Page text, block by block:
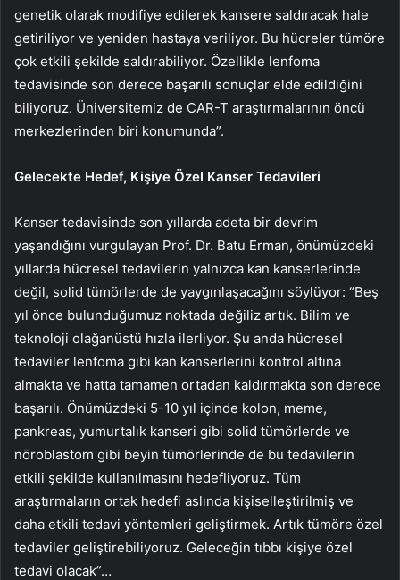
genetik olarak modifiye edilerek kansere saldıracak hale
getiriliyor ve yeniden hastaya veriliyor. Bu hücreler tümöre
çok etkili şekilde saldırabiliyor. Özellikle lenfoma
tedavisinde son derece başarılı sonuçlar elde edildiğini
biliyoruz. Üniversitemiz de CAR-T araştırmalarının öncü
merkezlerinden biri konumunda”.
Gelecekte Hedef, Kişiye Özel Kanser Tedavileri
Kanser tedavisinde son yıllarda adeta bir devrim
yaşandığını vurgulayan Prof. Dr. Batu Erman, önümüzdeki
yıllarda hücresel tedavilerin yalnızca kan kanserlerinde
değil, solid tümörlerde de yaygınlaşacağını söylüyor: “Beş
yıl önce bulunduğumuz noktada değiliz artık. Bilim ve
teknoloji olağanüstü hızla ilerliyor. Şu anda hücresel
tedaviler lenfoma gibi kan kanserlerini kontrol altına
almakta ve hatta tamamen ortadan kaldırmakta son derece
başarılı. Önümüzdeki 5-10 yıl içinde kolon, meme,
pankreas, yumurtalık kanseri gibi solid tümörlerde ve
nöroblastom gibi beyin tümörlerinde de bu tedavilerin
etkili şekilde kullanılmasını hedefliyoruz. Tüm
araştırmaların ortak hedefi aslında kişiselleştirilmiş ve
daha etkili tedavi yöntemleri geliştirmek. Artık tümöre özel
tedaviler geliştirebiliyoruz. Geleceğin tıbbı kişiye özel
tedavi olacak”…